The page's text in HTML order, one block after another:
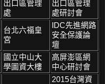
出口區管理
處
出口區管理
處研討會
台北六福皇
宮
IDC先進網路
安全保護論
壇
國立中山大
學圖資大樓
高屏澎區網
中心研討會
2015台灣資